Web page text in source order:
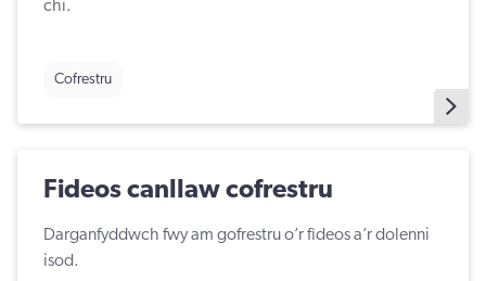
chi.
Cofrestru
Fideos canllaw cofrestru
Darganfyddwch fwy am gofrestru o’r fideos a’r dolenni
isod.